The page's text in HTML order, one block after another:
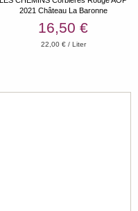
2021 Château La Baronne
16,50 €
22,00 € / Liter